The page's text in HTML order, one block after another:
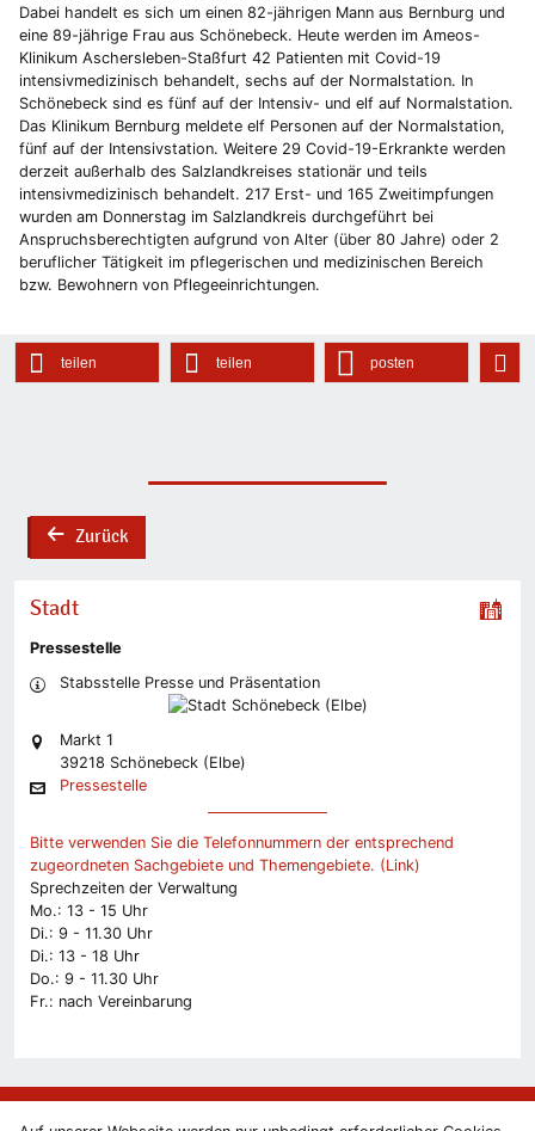
Dabei handelt es sich um einen 82-jährigen Mann aus Bernburg und
eine 89-jährige Frau aus Schönebeck. Heute werden im Ameos-
Klinikum Aschersleben-Staßfurt 42 Patienten mit Covid-19
intensivmedizinisch behandelt, sechs auf der Normalstation. In
Schönebeck sind es fünf auf der Intensiv- und elf auf Normalstation.
Das Klinikum Bernburg meldete elf Personen auf der Normalstation,
fünf auf der Intensivstation. Weitere 29 Covid-19-Erkrankte werden
derzeit außerhalb des Salzlandkreises stationär und teils
intensivmedizinisch behandelt. 217 Erst- und 165 Zweitimpfungen
wurden am Donnerstag im Salzlandkreis durchgeführt bei
Anspruchsberechtigten aufgrund von Alter (über 80 Jahre) oder 2
beruflicher Tätigkeit im pflegerischen und medizinischen Bereich
bzw. Bewohnern von Pflegeeinrichtungen.
teilen teilen posten
backZurück
Stadt
Pressestelle
Stabsstelle Presse und Präsentation
Markt 1
39218 Schönebeck (Elbe)
Pressestelle
Bitte verwenden Sie die Telefonnummern der entsprechend
zugeordneten Sachgebiete und Themengebiete. (Link)
Sprechzeiten der Verwaltung
Mo.: 13 - 15 Uhr
Di.: 9 - 11.30 Uhr
Di.: 13 - 18 Uhr
Do.: 9 - 11.30 Uhr
Fr.: nach Vereinbarung